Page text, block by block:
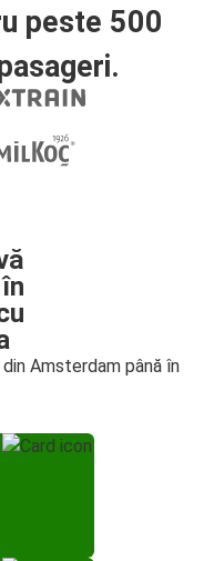
peste 500
Amsterdam până în